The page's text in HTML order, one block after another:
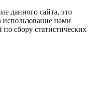
данного сайта, это
использование нами
сбору статистических